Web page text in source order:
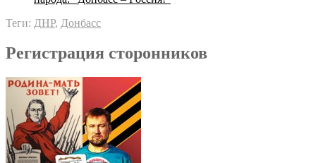
Теги: ДНР, Донбасс
Регистрация сторонников